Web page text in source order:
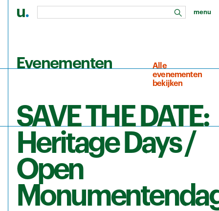
u. zoeken
menu
Evenementen
Alle
evenementen
bekijken
SAVE THE DATE:
Heritage Days /
Open